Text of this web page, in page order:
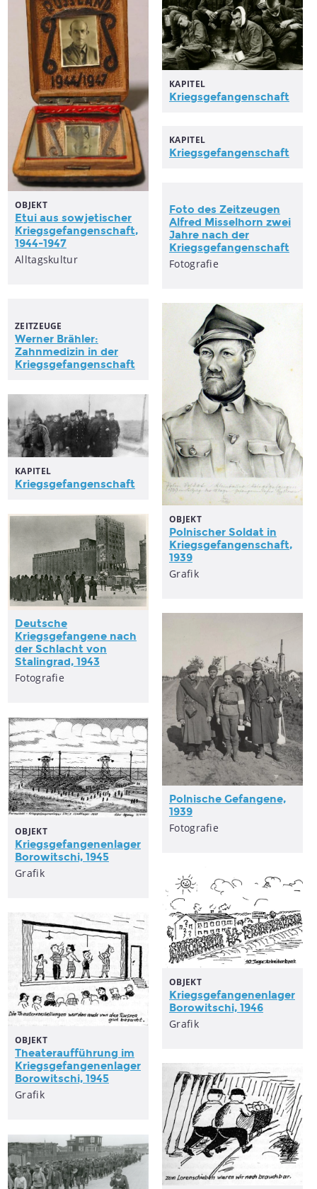
KAPITEL
Kriegsgefangenschaft
OBJEKT
Etui aus sowjetischer
Kriegsgefangenschaft,
1944-1947
Alltagskultur
KAPITEL
Kriegsgefangenschaft
Foto des Zeitzeugen
Alfred Misselhorn zwei
Jahre nach der
Kriegsgefangenschaft
Fotografie
ZEITZEUGE
Werner Brähler:
Zahnmedizin in der
Kriegsgefangenschaft
OBJEKT
Polnischer Soldat in
Kriegsgefangenschaft,
1939
Grafik
KAPITEL
Kriegsgefangenschaft
Deutsche
Kriegsgefangene nach
der Schlacht von
Stalingrad, 1943
Fotografie
Polnische Gefangene,
1939
Fotografie
OBJEKT
Kriegsgefangenenlager
Borowitschi, 1945
Grafik
OBJEKT
Kriegsgefangenenlager
Borowitschi, 1946
Grafik
OBJEKT
Theateraufführung im
Kriegsgefangenenlager
Borowitschi, 1945
Grafik